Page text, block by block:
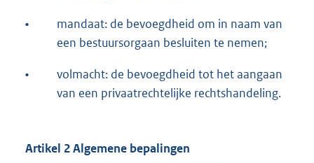
•
mandaat: de bevoegdheid om in naam van
een bestuursorgaan besluiten te nemen;
•
volmacht: de bevoegdheid tot het aangaan
van een privaatrechtelijke rechtshandeling.
Artikel 2 Algemene bepalingen